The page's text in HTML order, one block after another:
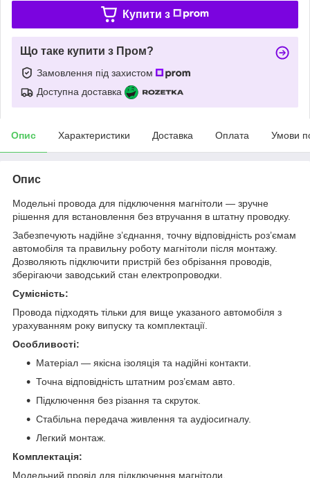
Купити з
Що таке купити з Пром?
Замовлення під захистом
Доступна доставка
Опис Характеристики Доставка Оплата Умови
Опис
Модельні провода для підключення магнітоли — зручне
рішення для встановлення без втручання в штатну проводку.
Забезпечують надійне з’єднання, точну відповідність роз’ємам
автомобіля та правильну роботу магнітоли після монтажу.
Дозволяють підключити пристрій без обрізання проводів,
зберігаючи заводський стан електропроводки.
Сумісність:
Провода підходять тільки для вище указаного автомобіля з
урахуванням року випуску та комплектації.
Особливості:
Матеріал — якісна ізоляція та надійні контакти.
Точна відповідність штатним роз’ємам авто.
Підключення без різання та скруток.
Стабільна передача живлення та аудіосигналу.
Легкий монтаж.
Комплектація:
Модельний провід для підключення магнітоли.